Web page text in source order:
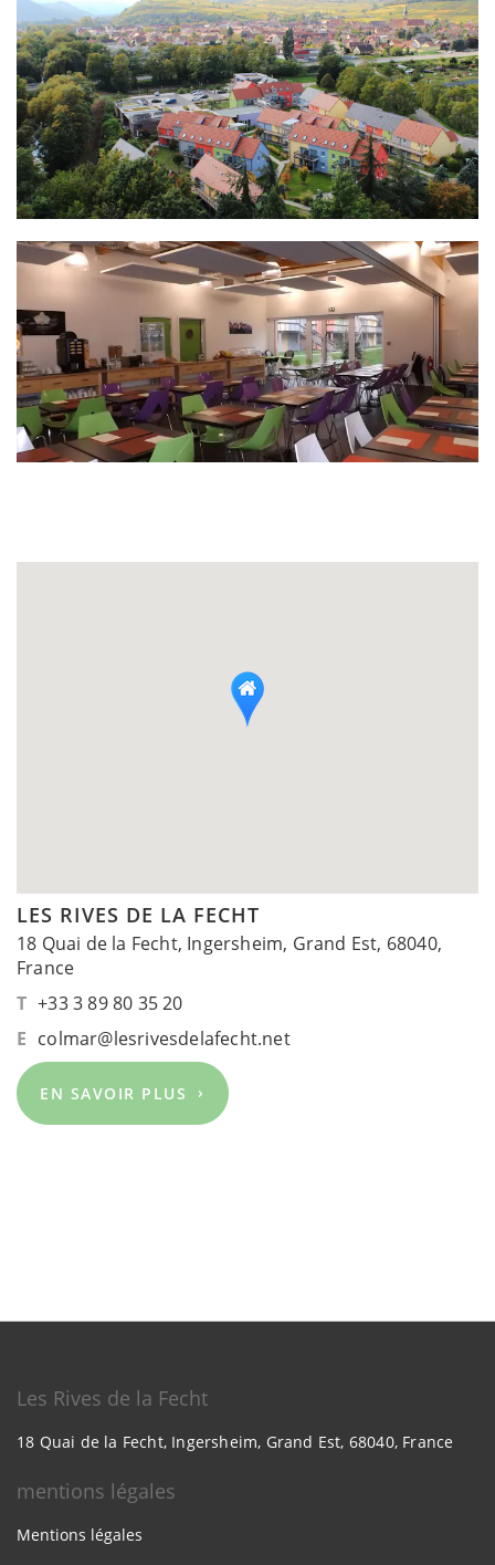
LES RIVES DE LA FECHT
18 Quai de la Fecht, Ingersheim, Grand Est, 68040,
France
T +33 3 89 80 35 20
E colmar@lesrivesdelafecht.net
EN SAVOIR PLUS
Les Rives de la Fecht
18 Quai de la Fecht, Ingersheim, Grand Est, 68040, France
mentions légales
Mentions légales